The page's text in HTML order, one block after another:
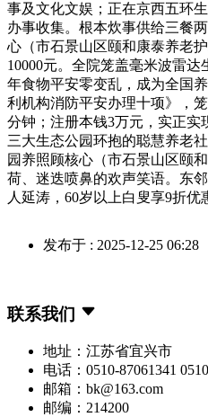
事及文化文娱；正在京西五环
办事收集。根本炊事供给三餐
心（市石景山区颐和康泰养老
10000元。全院笼盖毫米波雷
年食物平安零变乱，成为全国
利机构消防平安办理十项》，
分钟；注册本钱3万元，实正实
三大生态公园环抱的聪慧养老
园养照顾核心（市石景山区颐
荷、迷迭喷鼻的欢声笑语。东
人延涛，60岁以上白叟享9折优
发布于 : 2025-12-25 06:28
联系我们
地址：江苏省宜兴市
电话：0510-87061341
邮箱：bk@163.com
邮编：214200